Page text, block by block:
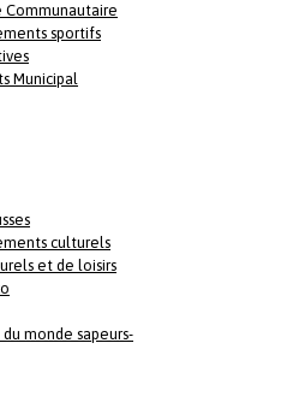
Communautaire
sportifs
Municipal
culturels
et de loisirs
monde sapeurs-